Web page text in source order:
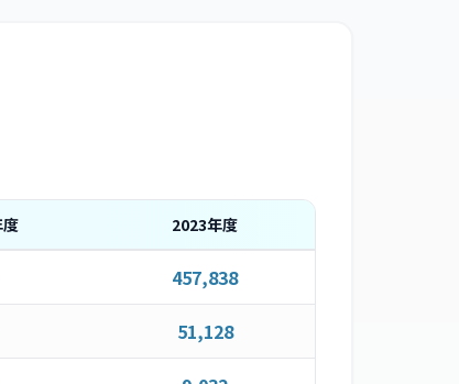
2023年度
457,838
51,128